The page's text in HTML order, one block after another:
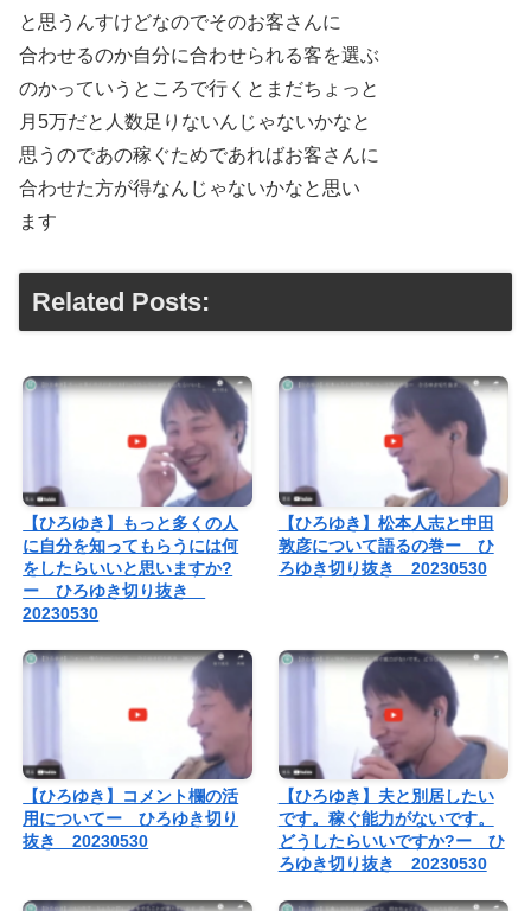
と思うんすけどなのでそのお客さんに
合わせるのか自分に合わせられる客を選ぶ
のかっていうところで行くとまだちょっと
月5万だと人数足りないんじゃないかなと
思うのであの稼ぐためであればお客さんに
合わせた方が得なんじゃないかなと思い
ます
Related Posts:
【ひろゆき】もっと多くの人
に自分を知ってもらうには何
をしたらいいと思いますか?
ー ひろゆき切り抜き
20230530
【ひろゆき】松本人志と中田
敦彦について語るの巻ー ひ
ろゆき切り抜き 20230530
【ひろゆき】コメント欄の活
用についてー ひろゆき切り
抜き 20230530
【ひろゆき】夫と別居したい
です。稼ぐ能力がないです。
どうしたらいいですか?ー ひ
ろゆき切り抜き 20230530